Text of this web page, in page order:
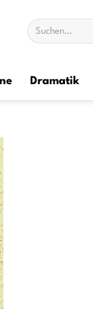
Suchen
nach:
Dramatik